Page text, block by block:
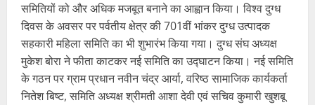
समितियों को और अधिक मजबूत बनाने का आह्वान किया। विश्व दुग्ध
दिवस के अवसर पर पर्वतीय क्षेत्र की 701वीं भांकर दुग्ध उत्पादक
सहकारी महिला समिति का भी शुभारंभ किया गया। दुग्ध संघ अध्यक्ष
मुकेश बोरा ने फीता काटकर नई समिति का उद्घाटन किया। नई समिति
के गठन पर ग्राम प्रधान नवीन चंद्र आर्या, वरिष्ठ सामाजिक कार्यकर्ता
नितेश बिष्ट, समिति अध्यक्ष श्रीमती आशा देवी एवं सचिव कुमारी खुशबू